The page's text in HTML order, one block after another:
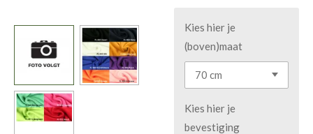
Kies hier je
(boven)maat
Kies hier je
bevestiging